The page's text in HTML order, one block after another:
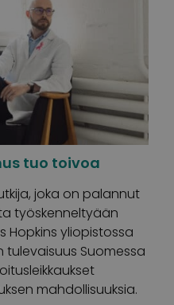
tuo toivoa
joka on palannut
työskenneltyään
yliopistossa
tulevaisuus Suomessa
mahdollisuuksia.